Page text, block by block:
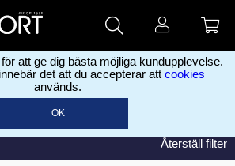
att ge dig bästa möjliga kundupplevelse.
det att du accepterar att cookies
används.
OK
Återställ filter